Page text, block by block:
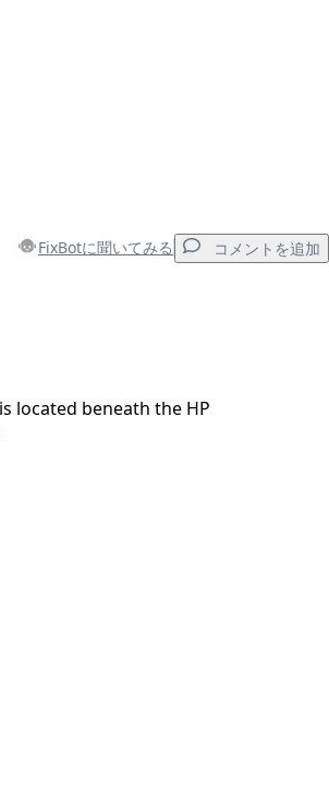
FixBotに聞いてみる コメントを追加
located beneath the HP